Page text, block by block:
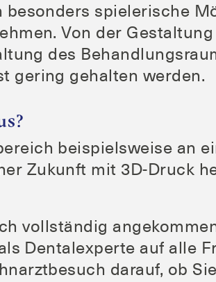
spie­le­ri­sche
Von der
des
gering gehal­ten werden.
bei­spiels­wei­se an
Zukunft mit 3D-Druck
voll­stän­dig
Den­tal­ex­per­te auf alle
dar­auf, ob